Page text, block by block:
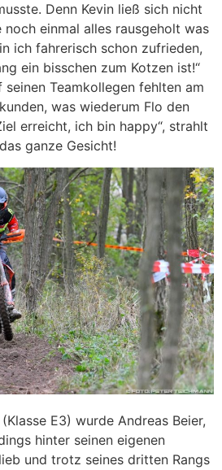
Denn Kevin ließ sich nicht
noch einmal alles rausgeholt was
ich fahrerisch schon zufrieden,
ein bisschen zum Kotzen ist!“
Teamkollegen fehlten am
was wiederum Flo den
erreicht, ich bin happy“, strahlt
ganze Gesicht!
E3) wurde Andreas Beier,
hinter seinen eigenen
und trotz seines dritten Rangs